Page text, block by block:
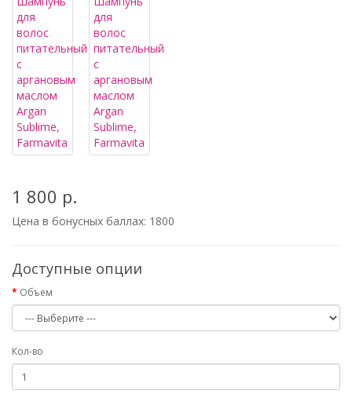
1 800 р.
Цена в бонусных баллах: 1800
Доступные опции
Объем
Кол-во